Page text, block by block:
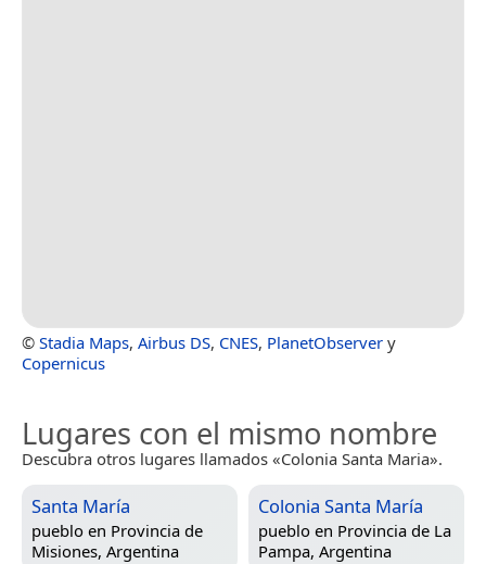
© Stadia Maps, Airbus DS, CNES, PlanetObserver y
Copernicus
Lugares con el mismo nombre
Descubra otros lugares llamados «Colonia Santa Maria».
Santa María
pueblo en Provincia de
Misiones, Argentina
Colonia Santa María
pueblo en Provincia de La
Pampa, Argentina